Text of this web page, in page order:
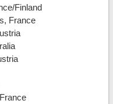
Finland
France